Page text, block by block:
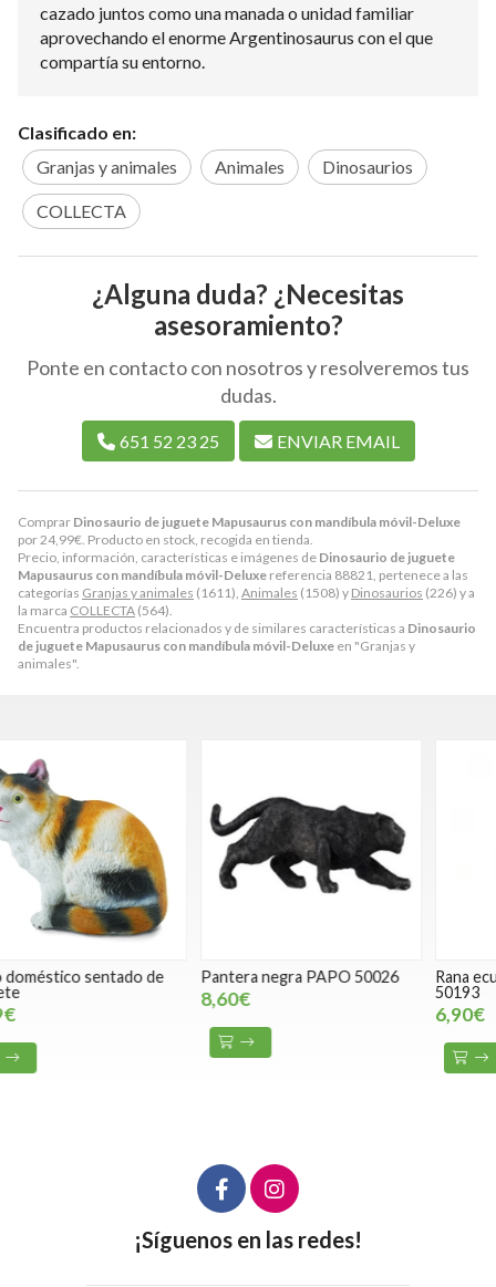
Comprar Dinosaurio de juguete Mapusaurus con mandíbula móvil-Deluxe
por 24,99€ . Producto en stock, recogida en tienda.
Precio, información, características e imágenes de Dinosaurio de juguete
Mapusaurus con mandíbula móvil-Deluxe referencia 88821, pertenece a las
categorías Granjas y animales (1611), Animales (1508) y Dinosaurios (226) y a
la marca COLLECTA (564).
Encuentra productos relacionados y de similares características a Dinosaurio
de juguete Mapusaurus con mandíbula móvil-Deluxe en "Granjas y
animales".
cazado juntos como una manada o unidad familiar
aprovechando el enorme Argentinosaurus con el que
compartía su entorno.
Clasificado en:
Granjas y animales
Animales Dinosaurios
COLLECTA
¿Alguna duda? ¿Necesitas
asesoramiento?
Ponte en contacto con nosotros y resolveremos tus
dudas.
651 52 23 25 ENVIAR EMAIL
Pantera negra PAPO 50026
8,60€
Rana ecuatorial roja papo
50193
¡Síguenos en las redes!